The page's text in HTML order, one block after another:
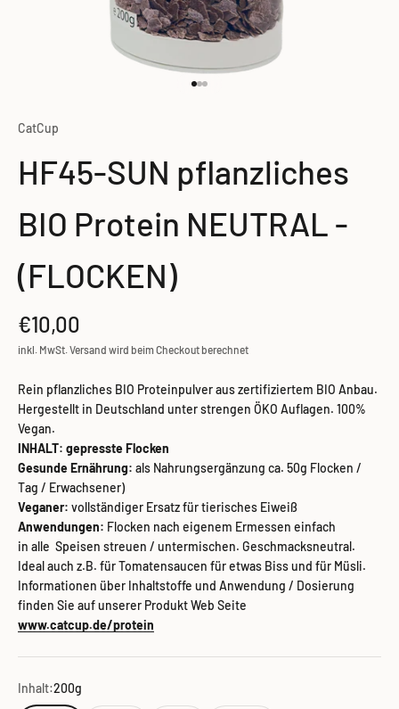
CatCup
HF45-SUN pflanzliches
BIO Protein NEUTRAL -
(FLOCKEN)
Angebot
€10,00
inkl. MwSt. Versand wird beim Checkout berechnet
Rein pflanzliches BIO Proteinpulver aus zertifiziertem BIO Anbau.
Hergestellt in Deutschland unter strengen ÖKO Auflagen. 100%
Vegan.
INHALT: gepresste Flocken
Gesunde Ernährung: als Nahrungsergänzung ca. 50g Flocken /
Tag / Erwachsener)
Veganer: vollständiger Ersatz für tierisches Eiweiß
Anwendungen: Flocken nach eigenem Ermessen einfach
in alle Speisen streuen / untermischen. Geschmacksneutral.
Ideal auch z.B. für Tomatensaucen für etwas Biss und für Müsli.
Informationen über Inhaltstoffe und Anwendung / Dosierung
finden Sie auf unserer Produkt Web Seite
www.catcup.de/protein
Inhalt:200g